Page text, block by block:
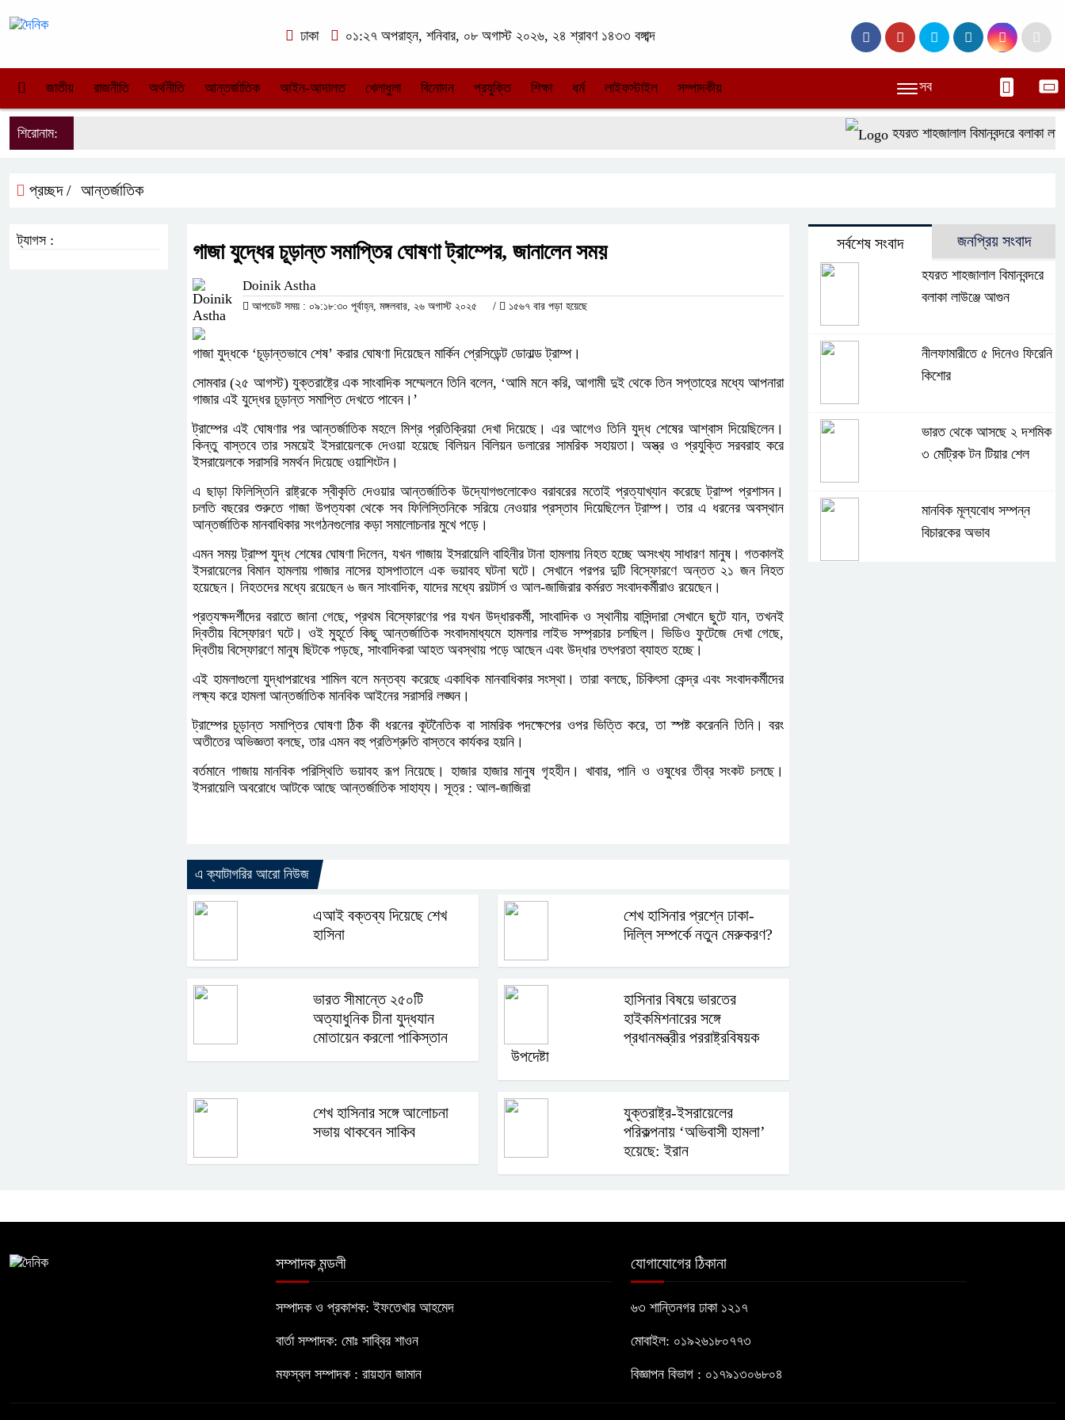
ঢাকা ০১:২৭ অপরাহ্ন, শনিবার, ০৮ অগাস্ট ২০২৬, ২৪ শ্রাবণ ১৪৩৩ বঙ্গাব্দ
জাতীয় রাজনীতি অর্থনীতি আন্তর্জাতিক আইন-আদালত খেলাধুলা বিনোদন প্রযুক্তি শিক্ষা ধর্ম লাইফস্টাইল সম্পাদকীয় সব
শিরোনাম: হযরত শাহজালাল বিমানবন্দরে বলাকা
প্রচ্ছদ / আন্তর্জাতিক
গাজা যুদ্ধের চূড়ান্ত সমাপ্তির ঘোষণা ট্রাম্পের, জানালেন সময়
Doinik Astha
আপডেট সময় : ০৯:১৮:৩০ পূর্বাহ্ন, মঙ্গলবার, ২৬ অগাস্ট ২০২৫ / ১৫৬৭ বার পড়া হয়েছে
গাজা যুদ্ধকে ‘চূড়ান্তভাবে শেষ’ করার ঘোষণা দিয়েছেন মার্কিন প্রেসিডেন্ট ডোনাল্ড ট্রাম্প।
সোমবার (২৫ আগস্ট) যুক্তরাষ্ট্রে এক সাংবাদিক সম্মেলনে তিনি বলেন, ‘আমি মনে করি, আগামী দুই থেকে তিন সপ্তাহের মধ্যে আপনারা
গাজার এই যুদ্ধের চূড়ান্ত সমাপ্তি দেখতে পাবেন।’
ট্রাম্পের এই ঘোষণার পর আন্তর্জাতিক মহলে মিশ্র প্রতিক্রিয়া দেখা দিয়েছে। এর আগেও তিনি যুদ্ধ শেষের আশ্বাস দিয়েছিলেন।
কিন্তু বাস্তবে তার সময়েই ইসরায়েলকে দেওয়া হয়েছে বিলিয়ন বিলিয়ন ডলারের সামরিক সহায়তা। অস্ত্র ও প্রযুক্তি সরবরাহ করে
ইসরায়েলকে সরাসরি সমর্থন দিয়েছে ওয়াশিংটন।
এ ছাড়া ফিলিস্তিনি রাষ্ট্রকে স্বীকৃতি দেওয়ার আন্তর্জাতিক উদ্যোগগুলোকেও বরাবরের মতোই প্রত্যাখ্যান করেছে ট্রাম্প প্রশাসন।
চলতি বছরের শুরুতে গাজা উপত্যকা থেকে সব ফিলিস্তিনিকে সরিয়ে নেওয়ার প্রস্তাব দিয়েছিলেন ট্রাম্প। তার এ ধরনের অবস্থান
আন্তর্জাতিক মানবাধিকার সংগঠনগুলোর কড়া সমালোচনার মুখে পড়ে।
এমন সময় ট্রাম্প যুদ্ধ শেষের ঘোষণা দিলেন, যখন গাজায় ইসরায়েলি বাহিনীর টানা হামলায় নিহত হচ্ছে অসংখ্য সাধারণ মানুষ। গতকালই
ইসরায়েলের বিমান হামলায় গাজার নাসের হাসপাতালে এক ভয়াবহ ঘটনা ঘটে। সেখানে পরপর দুটি বিস্ফোরণে অন্তত ২১ জন নিহত
হয়েছেন। নিহতদের মধ্যে রয়েছেন ৬ জন সাংবাদিক, যাদের মধ্যে রয়টার্স ও আল-জাজিরার কর্মরত সংবাদকর্মীরাও রয়েছেন।
প্রত্যক্ষদর্শীদের বরাতে জানা গেছে, প্রথম বিস্ফোরণের পর যখন উদ্ধারকর্মী, সাংবাদিক ও স্থানীয় বাসিন্দারা সেখানে ছুটে যান, তখনই
দ্বিতীয় বিস্ফোরণ ঘটে। ওই মুহূর্তে কিছু আন্তর্জাতিক সংবাদমাধ্যমে হামলার লাইভ সম্প্রচার চলছিল। ভিডিও ফুটেজে দেখা গেছে,
দ্বিতীয় বিস্ফোরণে মানুষ ছিটকে পড়ছে, সাংবাদিকরা আহত অবস্থায় পড়ে আছেন এবং উদ্ধার তৎপরতা ব্যাহত হচ্ছে।
এই হামলাগুলো যুদ্ধাপরাধের শামিল বলে মন্তব্য করেছে একাধিক মানবাধিকার সংস্থা। তারা বলছে, চিকিৎসা কেন্দ্র এবং সংবাদকর্মীদের
লক্ষ্য করে হামলা আন্তর্জাতিক মানবিক আইনের সরাসরি লঙ্ঘন।
ট্রাম্পের চূড়ান্ত সমাপ্তির ঘোষণা ঠিক কী ধরনের কূটনৈতিক বা সামরিক পদক্ষেপের ওপর ভিত্তি করে, তা স্পষ্ট করেননি তিনি। বরং
অতীতের অভিজ্ঞতা বলছে, তার এমন বহু প্রতিশ্রুতি বাস্তবে কার্যকর হয়নি।
বর্তমানে গাজায় মানবিক পরিস্থিতি ভয়াবহ রূপ নিয়েছে। হাজার হাজার মানুষ গৃহহীন। খাবার, পানি ও ওষুধের তীব্র সংকট চলছে।
ইসরায়েলি অবরোধে আটকে আছে আন্তর্জাতিক সাহায্য। সূত্র : আল-জাজিরা
এ ক্যাটাগরির আরো নিউজ
এআই বক্তব্য দিয়েছে শেখ
হাসিনা
শেখ হাসিনার প্রশ্নে ঢাকা-
দিল্লি সম্পর্কে নতুন মেরুকরণ?
ভারত সীমান্তে ২৫০টি
অত্যাধুনিক চীনা যুদ্ধযান
মোতায়েন করলো পাকিস্তান
হাসিনার বিষয়ে ভারতের
হাইকমিশনারের সঙ্গে
প্রধানমন্ত্রীর পররাষ্ট্রবিষয়ক
উপদেষ্টা
শেখ হাসিনার সঙ্গে আলোচনা
সভায় থাকবেন সাকিব
যুক্তরাষ্ট্র-ইসরায়েলের
পরিকল্পনায় ‘অভিবাসী হামলা’
হয়েছে: ইরান
ট্যাগস : সর্বশেষ সংবাদ জনপ্রিয় সংবাদ
হযরত শাহজালাল বিমানবন্দরে
বলাকা লাউঞ্জে আগুন
নীলফামারীতে ৫ দিনেও ফিরেনি
কিশোর
ভারত থেকে আসছে ২ দশমিক
৩ মেট্রিক টন টিয়ার শেল
মানবিক মূল্যবোধ সম্পন্ন
বিচারকের অভাব
সম্পাদক মন্ডলী
সম্পাদক ও প্রকাশক: ইফতেখার আহমেদ
বার্তা সম্পাদক: মোঃ সাব্বির শাওন
মফস্বল সম্পাদক : রায়হান জামান
যোগাযোগের ঠিকানা
৬৩ শান্তিনগর ঢাকা ১২১৭
মোবাইল: ০১৯২৬১৮০৭৭৩
বিজ্ঞাপন বিভাগ : ০১৭৯১৩০৬৮০৪